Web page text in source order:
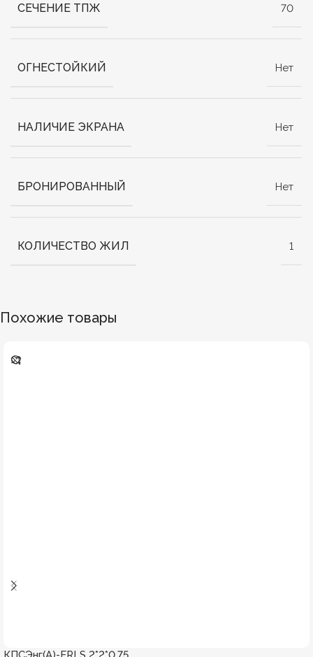
СЕЧЕНИЕ ТПЖ 70
ОГНЕСТОЙКИЙ Нет
НАЛИЧИЕ ЭКРАНА Нет
БРОНИРОВАННЫЙ Нет
КОЛИЧЕСТВО ЖИЛ 1
Похожие товары